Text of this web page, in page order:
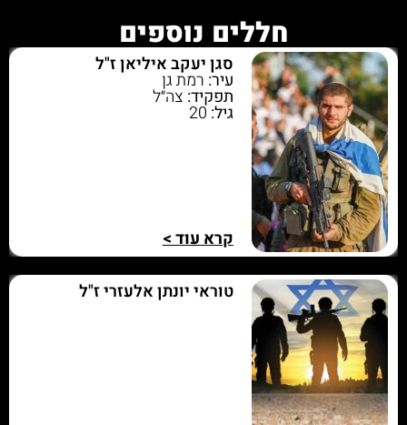
חללים נוספים
סגן יעקב איליאן ז"ל
עיר: רמת גן
תפקיד: צה״ל
גיל:20
קרא עוד >
טוראי יונתן אלעזרי ז"ל